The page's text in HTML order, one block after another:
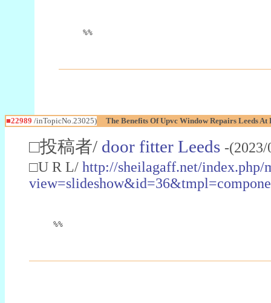
%%
■22989 /inTopicNo.23025) The Benefits Of Upvc Window Repairs Leeds
□投稿者/ door fitter Leeds -
□U R L/ http://sheilagaff.net/index.php/
%%